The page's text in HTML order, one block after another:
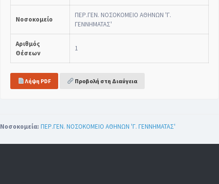
Νοσοκομείο
ΠΕΡ.ΓΕΝ. ΝΟΣΟΚΟΜΕΙΟ ΑΘΗΝΩΝ 'Γ.
ΓΕΝΝΗΜΑΤΑΣ'
Αριθμός
Θέσεων
1
Λήψη PDF Προβολή στη Διαύγεια
Νοσοκομεία: ΠΕΡ.ΓΕΝ. ΝΟΣΟΚΟΜΕΙΟ ΑΘΗΝΩΝ 'Γ. ΓΕΝΝΗΜΑΤΑΣ'